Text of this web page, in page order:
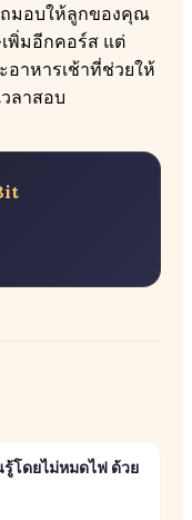
มอบให้ลูกของคุณ
พิ่มอีกคอร์ส แต่
าหารเช้าที่ช่วยให้
ลาสอบ
โดยไม่หมดไฟ ด้วย